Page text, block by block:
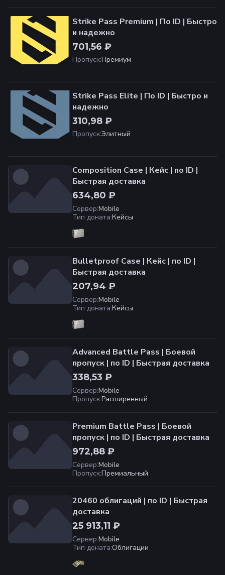
Strike Pass Premium | По ID | Быстро
и надежно
701,56 ₽
Пропуск:Премиум
Strike Pass Elite️ | По ID | Быстро и
надежно
310,98 ₽
Пропуск:Элитный
Composition Case | Кейс | по ID |
Быстрая доставка
634,80 ₽
Сервер:Mobile
Тип доната:Кейсы
Bulletproof Case | Кейс | по ID |
Быстрая доставка
207,94 ₽
Сервер:Mobile
Тип доната:Кейсы
Advanced Battle Pass | Боевой
пропуск | по ID | Быстрая доставка
338,53 ₽
Сервер:Mobile
Пропуск:Расширенный
Premium Battle Pass | Боевой
пропуск | по ID | Быстрая доставка
972,88 ₽
Сервер:Mobile
Пропуск:Премиальный
20460 облигаций | по ID | Быстрая
доставка
25 913,11 ₽
Сервер:Mobile
Тип доната:Облигации